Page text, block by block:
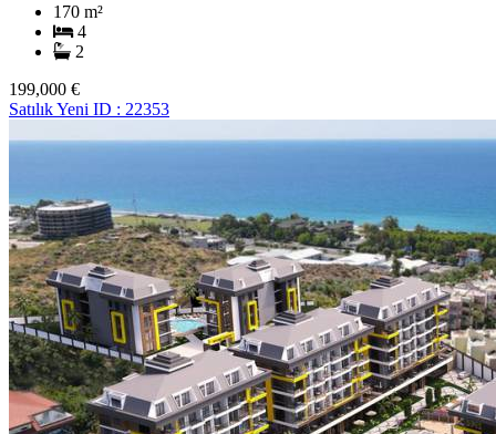
170 m²
4
2
199,000 €
SatılıkYeni ID : 22353